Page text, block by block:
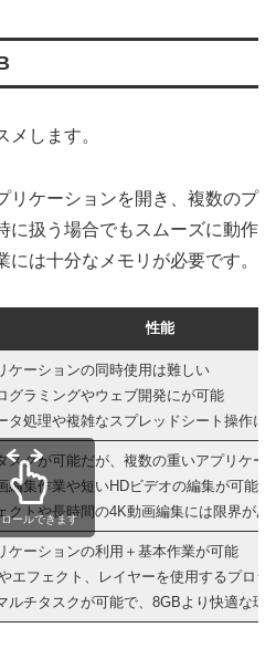
メします。
リケーションを開き、複数のプ
に扱う場合でもスムーズに動作
には十分なメモリが必要です。
性能
ケーションの同時使用は難しい
グラミングやウェブ開発にが可能
タ処理や複雑なスプレッドシート操作に
スクが可能だが、複数の重いアプリケー
編集作業や短いHDビデオの編集が可能
クトや長時間の4K動画編集には限界があ
ケーションの利用＋基本作業が可能
エフェクト、レイヤーを使用するプロ
ルチタスクが可能で、8GBより快適な環
ロールできます